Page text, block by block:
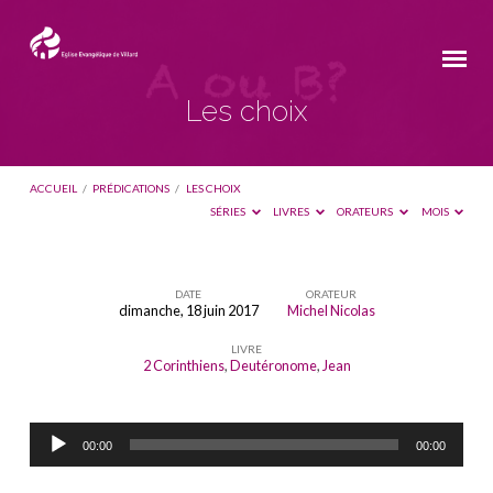
Les choix
ACCUEIL / PRÉDICATIONS / LES CHOIX
SÉRIES
LIVRES ORATEURS MOIS
DATE
dimanche, 18 juin 2017
ORATEUR
Michel Nicolas
LIVRE
2 Corinthiens,Deutéronome, Jean
Lecteur
audio
00:00 00:00